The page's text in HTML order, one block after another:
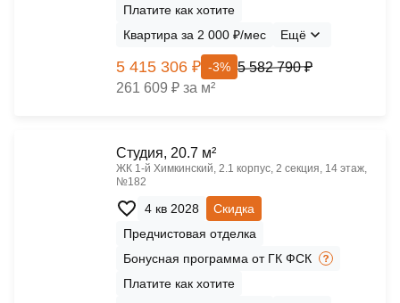
Платите как хотите
Квартира за 2 000 ₽/мес
Ещё
5 415 306 ₽ -3% 5 582 790 ₽
261 609 ₽ за м²
Cтудия, 20.7 м²
ЖК 1‑й Химкинский, 2.1 корпус, 2 секция, 14 этаж,
№182
4 кв 2028
Скидка
Предчистовая отделка
Бонусная программа от ГК ФСК
Платите как хотите